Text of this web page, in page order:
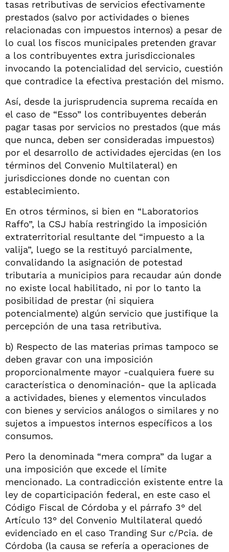
tasas retributivas de servicios efectivamente
prestados (salvo por actividades o bienes
relacionadas con impuestos internos) a pesar de
lo cual los fiscos municipales pretenden gravar
a los contribuyentes extra jurisdiccionales
invocando la potencialidad del servicio, cuestión
que contradice la efectiva prestación del mismo.
Así, desde la jurisprudencia suprema recaída en
el caso de “Esso” los contribuyentes deberán
pagar tasas por servicios no prestados (que más
que nunca, deben ser consideradas impuestos)
por el desarrollo de actividades ejercidas (en los
términos del Convenio Multilateral) en
jurisdicciones donde no cuentan con
establecimiento.
En otros términos, si bien en “Laboratorios
Raffo”, la CSJ había restringido la imposición
extraterritorial resultante del “impuesto a la
valija”, luego se la restituyó parcialmente,
convalidando la asignación de potestad
tributaria a municipios para recaudar aún donde
no existe local habilitado, ni por lo tanto la
posibilidad de prestar (ni siquiera
potencialmente) algún servicio que justifique la
percepción de una tasa retributiva.
b) Respecto de las materias primas tampoco se
deben gravar con una imposición
proporcionalmente mayor -cualquiera fuere su
característica o denominación- que la aplicada
a actividades, bienes y elementos vinculados
con bienes y servicios análogos o similares y no
sujetos a impuestos internos específicos a los
consumos.
Pero la denominada “mera compra” da lugar a
una imposición que excede el límite
mencionado. La contradicción existente entre la
ley de coparticipación federal, en este caso el
Código Fiscal de Córdoba y el párrafo 3° del
Artículo 13° del Convenio Multilateral quedó
evidenciado en el caso Tranding Sur c/Pcia. de
Córdoba (la causa se refería a operaciones de